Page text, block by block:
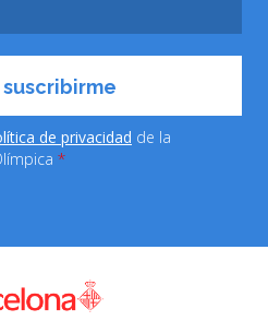
de privacidad de la
*